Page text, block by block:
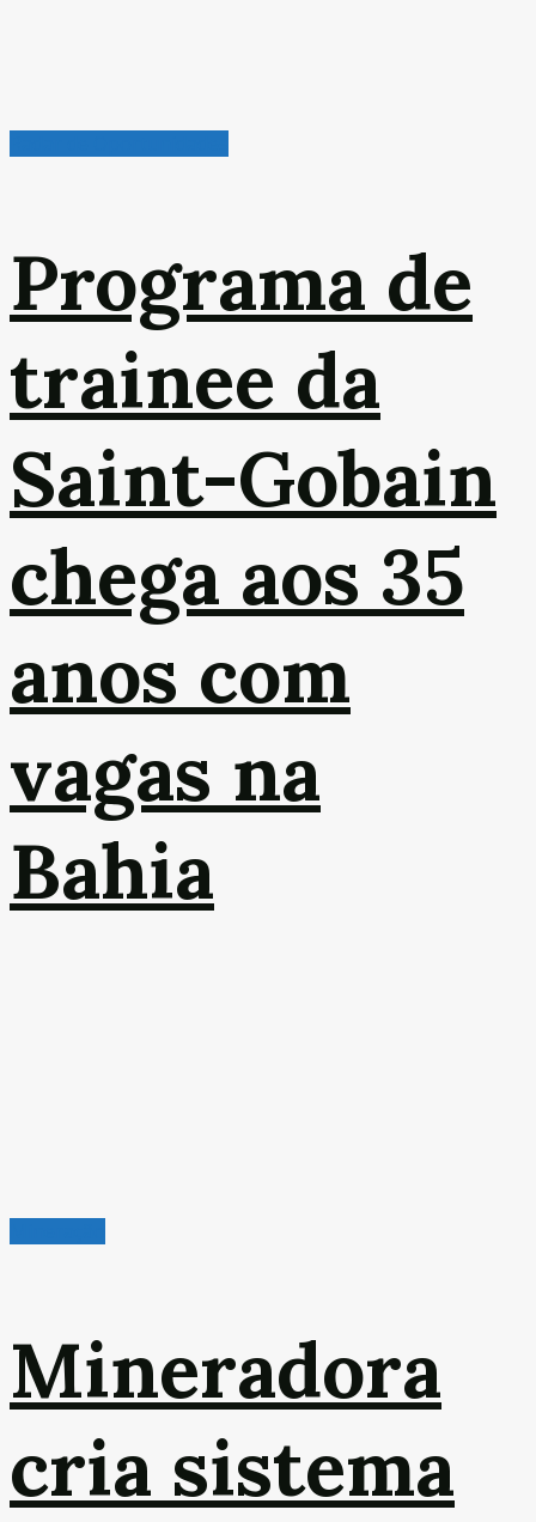
Programa de
trainee da
Saint-Gobain
chega aos 35
anos com
vagas na
Bahia
Mineradora
cria sistema